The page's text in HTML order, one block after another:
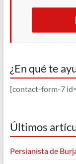
¿En qué te
[contact-form-7
Últimos
Persianista de